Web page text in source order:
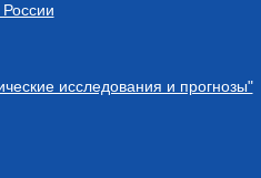
исследования и прогнозы"